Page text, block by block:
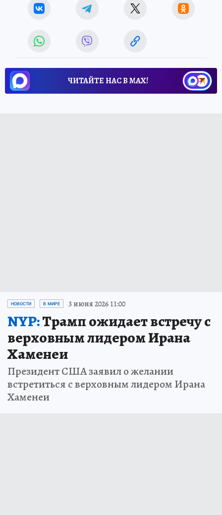
ЧИТАЙТЕ НАС В МАХ!
НОВОСТИ В МИРЕ 3 июня 2026 11:00
NYP:Трамп ожидает встречу с
верховным лидером Ирана
Хаменеи
Президент США заявил о желании
встретиться с верховным лидером Ирана
Хаменеи